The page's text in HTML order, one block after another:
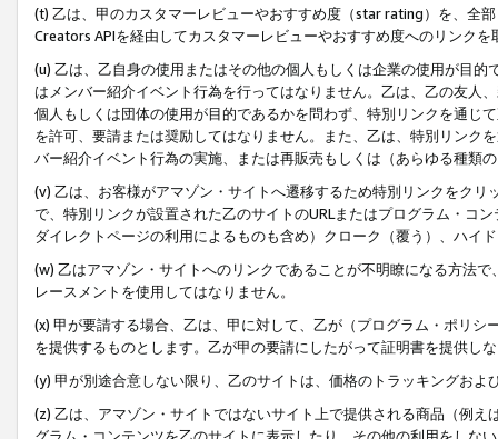
(t) 乙は、甲のカスタマーレビューやおすすめ度（star rating）を、全
Creators APIを経由してカスタマーレビューやおすすめ度へのリンクを
(u) 乙は、乙自身の使用またはその他の個人もしくは企業の使用が目
はメンバー紹介イベント行為を行ってはなりません。乙は、乙の友人
個人もしくは団体の使用が目的であるかを問わず、特別リンクを通じ
を許可、要請または奨励してはなりません。また、乙は、特別リンク
バー紹介イベント行為の実施、または再販売もしくは（あらゆる種類
(v) 乙は、お客様がアマゾン・サイトへ遷移するため特別リンクをク
で、特別リンクが設置された乙のサイトのURLまたはプログラム・コ
ダイレクトページの利用によるものも含め）クローク（覆う）、ハイ
(w) 乙はアマゾン・サイトへのリンクであることが不明瞭になる方法
レースメントを使用してはなりません。
(x) 甲が要請する場合、乙は、甲に対して、乙が（プログラム・ポリ
を提供するものとします。乙が甲の要請にしたがって証明書を提供し
(y) 甲が別途合意しない限り、乙のサイトは、価格のトラッキングお
(z) 乙は、アマゾン・サイトではないサイト上で提供される商品（例
グラム・コンテンツを乙のサイトに表示したり、その他の利用をしな